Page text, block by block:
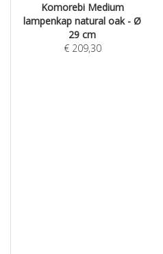
Komorebi Medium
lampenkap natural oak - Ø
29 cm
€ 209,30